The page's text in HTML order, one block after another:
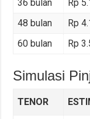
36 bulan
Rp
48 bulan
Rp
60 bulan
Rp
Simulasi
TENOR